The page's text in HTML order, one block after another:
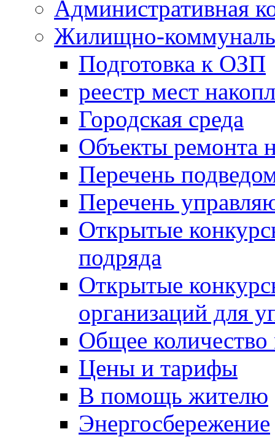
Административная
Жилищно-
Подготовка к ОЗП
реестр мест
Городская среда
Объекты ремонта
Перечень
Перечень
Открытые
подряда
Открытые
организаций для
Общее
Цены и тарифы
В помощь жителю
Энергосбережение